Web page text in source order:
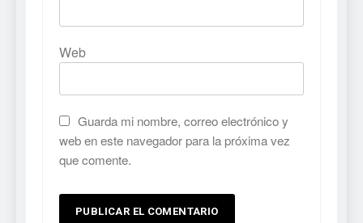
Web
Guarda mi nombre, correo electrónico y
web en este navegador para la próxima vez
que comente.
5
Mistbound: Guild Wars